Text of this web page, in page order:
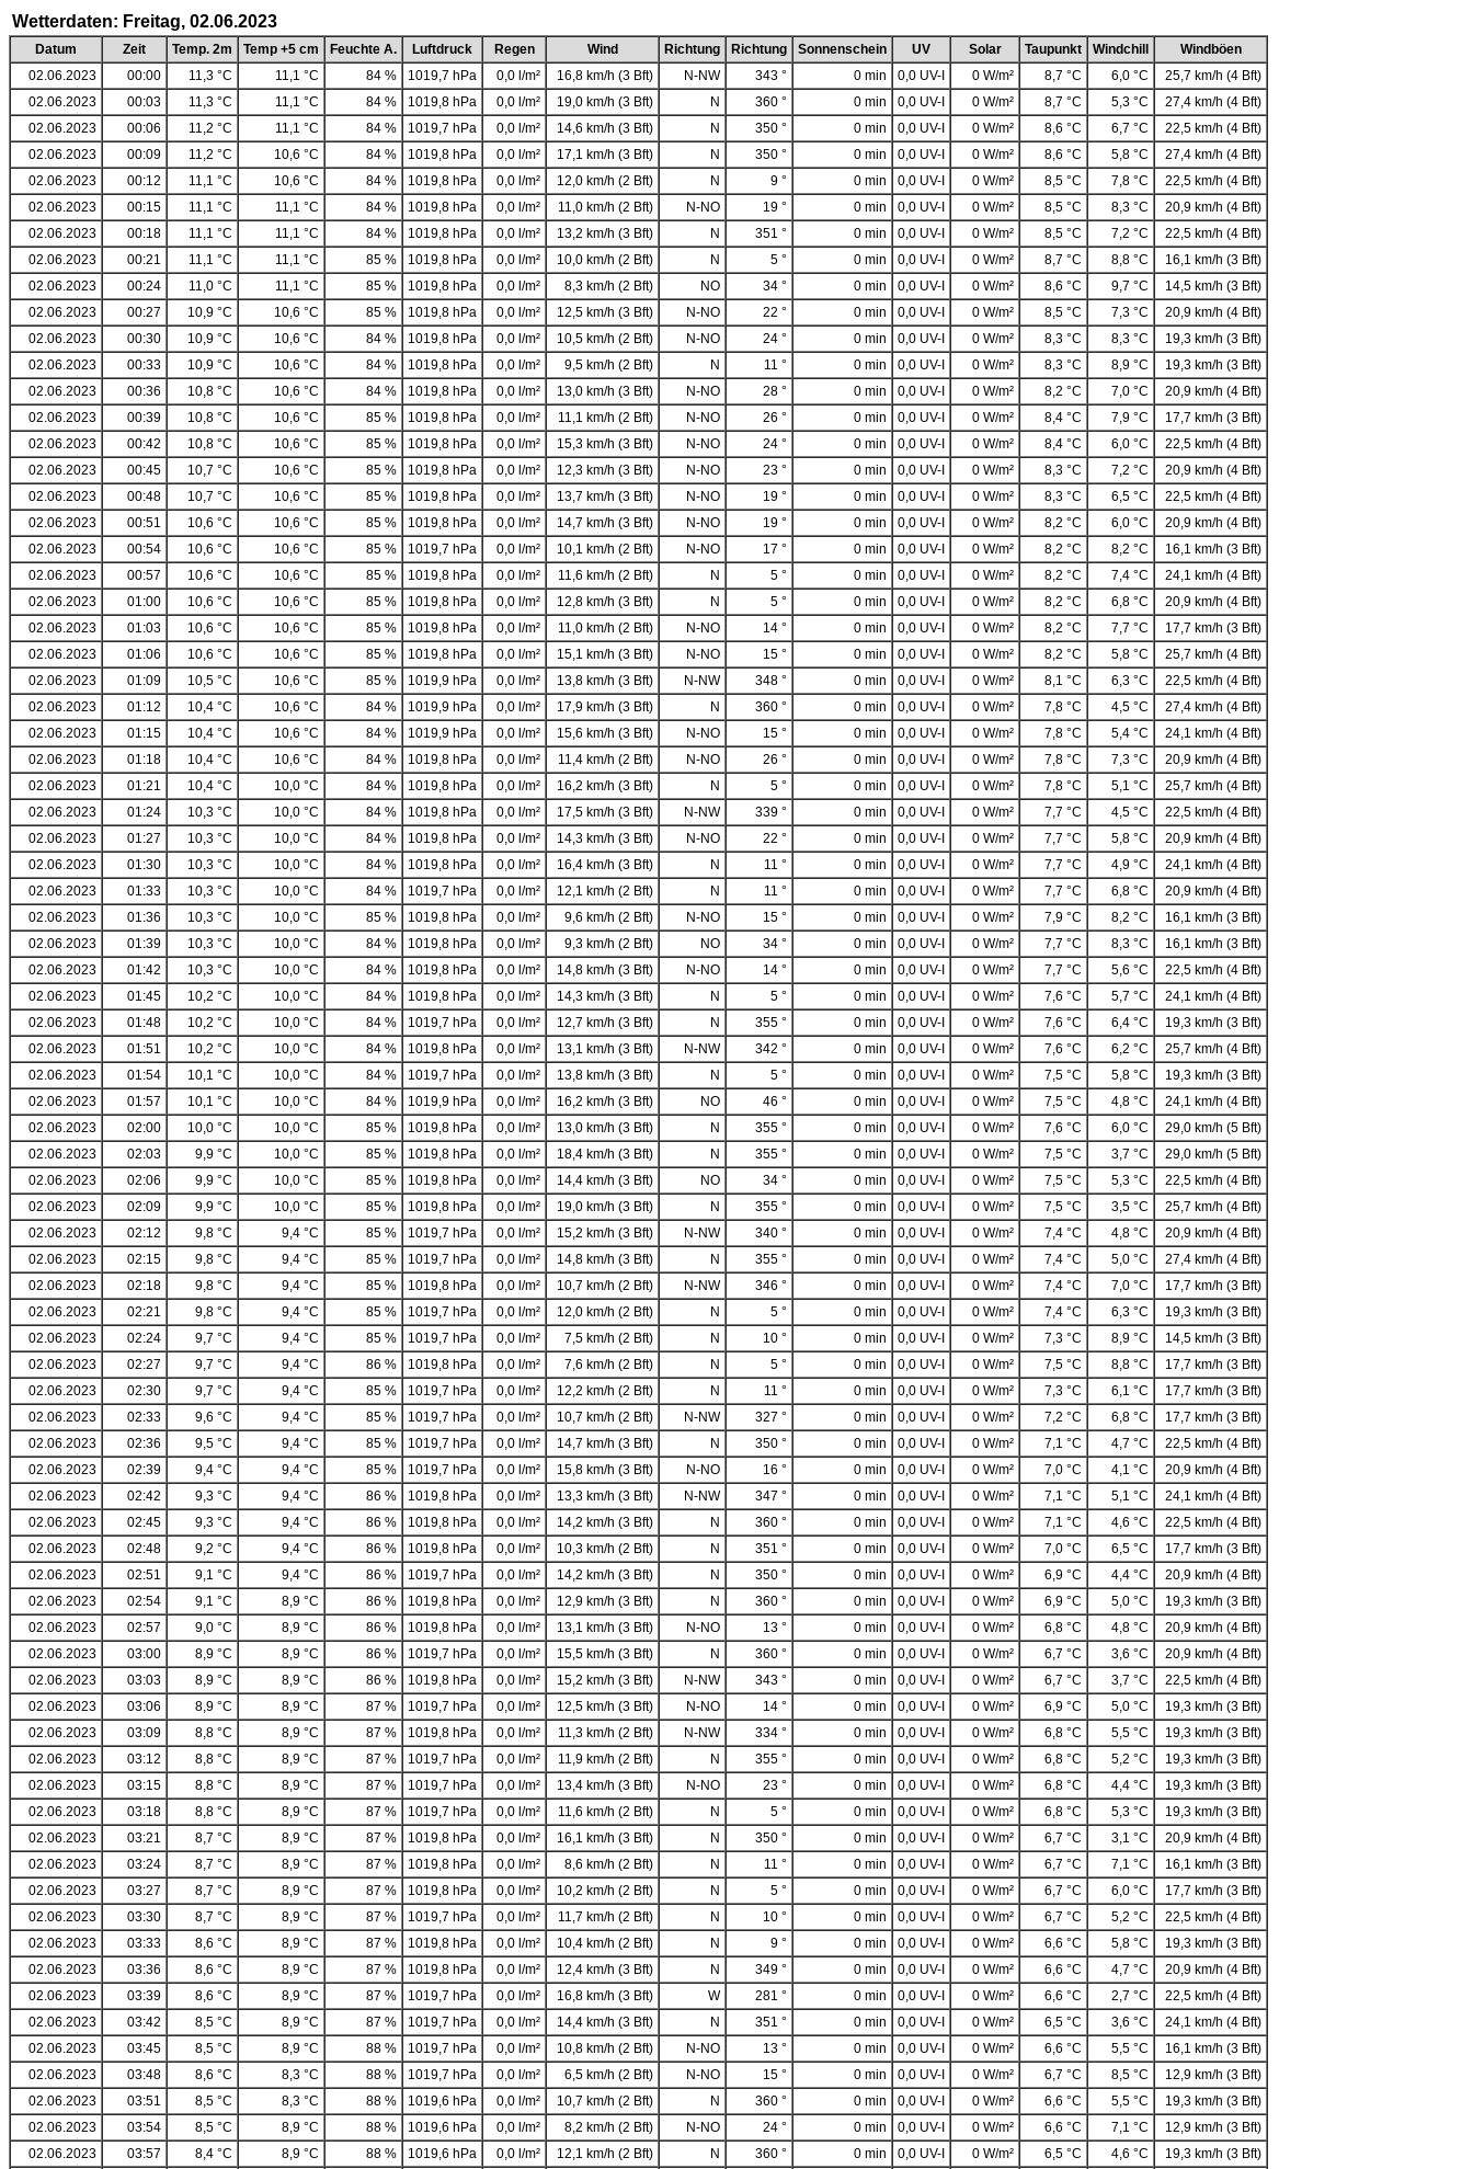
Wetterdaten: Freitag, 02.06.2023
Datum Zeit Temp. 2m Temp +5 cm Feuchte A. Luftdruck Regen Wind Richtung Richtung Sonnenschein UV Solar Taupunkt Windchill
Windböen
02.06.2023
00:00 11,3 °C 11,1 °C 84 % 1019,7 hPa 0,0 l/m² 16,8 km/h (3 Bft) N-NW 343 ° 0 min 0,0 UV-I 0 W/m² 8,7 °C 6,0 °C
25,7 km/h (4 Bft)
02.06.2023
00:03 11,3 °C 11,1 °C 84 % 1019,8 hPa 0,0 l/m² 19,0 km/h (3 Bft) N 360 ° 0 min 0,0 UV-I 0 W/m² 8,7 °C 5,3 °C
27,4 km/h (4 Bft)
02.06.2023
00:06 11,2 °C 11,1 °C 84 % 1019,7 hPa 0,0 l/m² 14,6 km/h (3 Bft) N 350 ° 0 min 0,0 UV-I 0 W/m² 8,6 °C 6,7 °C
22,5 km/h (4 Bft)
02.06.2023
00:09 11,2 °C 10,6 °C 84 % 1019,8 hPa 0,0 l/m² 17,1 km/h (3 Bft) N 350 ° 0 min 0,0 UV-I 0 W/m² 8,6 °C 5,8 °C
27,4 km/h (4 Bft)
02.06.2023
00:12 11,1 °C 10,6 °C 84 % 1019,8 hPa 0,0 l/m² 12,0 km/h (2 Bft) N 9 ° 0 min 0,0 UV-I 0 W/m² 8,5 °C 7,8 °C
22,5 km/h (4 Bft)
02.06.2023
00:15 11,1 °C 11,1 °C 84 % 1019,8 hPa 0,0 l/m² 11,0 km/h (2 Bft) N-NO 19 ° 0 min 0,0 UV-I 0 W/m² 8,5 °C 8,3 °C
20,9 km/h (4 Bft)
02.06.2023
00:18 11,1 °C 11,1 °C 84 % 1019,8 hPa 0,0 l/m² 13,2 km/h (3 Bft) N 351 ° 0 min 0,0 UV-I 0 W/m² 8,5 °C 7,2 °C
22,5 km/h (4 Bft)
02.06.2023
00:21 11,1 °C 11,1 °C 85 % 1019,8 hPa 0,0 l/m² 10,0 km/h (2 Bft) N 5 ° 0 min 0,0 UV-I 0 W/m² 8,7 °C 8,8 °C
16,1 km/h (3 Bft)
02.06.2023
00:24 11,0 °C 11,1 °C 85 % 1019,8 hPa 0,0 l/m² 8,3 km/h (2 Bft) NO 34 ° 0 min 0,0 UV-I 0 W/m² 8,6 °C 9,7 °C
14,5 km/h (3 Bft)
02.06.2023
00:27 10,9 °C 10,6 °C 85 % 1019,8 hPa 0,0 l/m² 12,5 km/h (3 Bft) N-NO 22 ° 0 min 0,0 UV-I 0 W/m² 8,5 °C 7,3 °C
20,9 km/h (4 Bft)
02.06.2023
00:30 10,9 °C 10,6 °C 84 % 1019,8 hPa 0,0 l/m² 10,5 km/h (2 Bft) N-NO 24 ° 0 min 0,0 UV-I 0 W/m² 8,3 °C 8,3 °C
19,3 km/h (3 Bft)
02.06.2023
00:33 10,9 °C 10,6 °C 84 % 1019,8 hPa 0,0 l/m² 9,5 km/h (2 Bft) N 11 ° 0 min 0,0 UV-I 0 W/m² 8,3 °C 8,9 °C
19,3 km/h (3 Bft)
02.06.2023
00:36 10,8 °C 10,6 °C 84 % 1019,8 hPa 0,0 l/m² 13,0 km/h (3 Bft) N-NO 28 ° 0 min 0,0 UV-I 0 W/m² 8,2 °C 7,0 °C
20,9 km/h (4 Bft)
02.06.2023
00:39 10,8 °C 10,6 °C 85 % 1019,8 hPa 0,0 l/m² 11,1 km/h (2 Bft) N-NO 26 ° 0 min 0,0 UV-I 0 W/m² 8,4 °C 7,9 °C
17,7 km/h (3 Bft)
02.06.2023
00:42 10,8 °C 10,6 °C 85 % 1019,8 hPa 0,0 l/m² 15,3 km/h (3 Bft) N-NO 24 ° 0 min 0,0 UV-I 0 W/m² 8,4 °C 6,0 °C
22,5 km/h (4 Bft)
02.06.2023
00:45 10,7 °C 10,6 °C 85 % 1019,8 hPa 0,0 l/m² 12,3 km/h (3 Bft) N-NO 23 ° 0 min 0,0 UV-I 0 W/m² 8,3 °C 7,2 °C
20,9 km/h (4 Bft)
02.06.2023
00:48 10,7 °C 10,6 °C 85 % 1019,8 hPa 0,0 l/m² 13,7 km/h (3 Bft) N-NO 19 ° 0 min 0,0 UV-I 0 W/m² 8,3 °C 6,5 °C
22,5 km/h (4 Bft)
02.06.2023
00:51 10,6 °C 10,6 °C 85 % 1019,8 hPa 0,0 l/m² 14,7 km/h (3 Bft) N-NO 19 ° 0 min 0,0 UV-I 0 W/m² 8,2 °C 6,0 °C
20,9 km/h (4 Bft)
02.06.2023
00:54 10,6 °C 10,6 °C 85 % 1019,7 hPa 0,0 l/m² 10,1 km/h (2 Bft) N-NO 17 ° 0 min 0,0 UV-I 0 W/m² 8,2 °C 8,2 °C
16,1 km/h (3 Bft)
02.06.2023
00:57 10,6 °C 10,6 °C 85 % 1019,8 hPa 0,0 l/m² 11,6 km/h (2 Bft) N 5 ° 0 min 0,0 UV-I 0 W/m² 8,2 °C 7,4 °C
24,1 km/h (4 Bft)
02.06.2023
01:00 10,6 °C 10,6 °C 85 % 1019,8 hPa 0,0 l/m² 12,8 km/h (3 Bft) N 5 ° 0 min 0,0 UV-I 0 W/m² 8,2 °C 6,8 °C
20,9 km/h (4 Bft)
02.06.2023
01:03 10,6 °C 10,6 °C 85 % 1019,8 hPa 0,0 l/m² 11,0 km/h (2 Bft) N-NO 14 ° 0 min 0,0 UV-I 0 W/m² 8,2 °C 7,7 °C
17,7 km/h (3 Bft)
02.06.2023
01:06 10,6 °C 10,6 °C 85 % 1019,8 hPa 0,0 l/m² 15,1 km/h (3 Bft) N-NO 15 ° 0 min 0,0 UV-I 0 W/m² 8,2 °C 5,8 °C
25,7 km/h (4 Bft)
02.06.2023
01:09 10,5 °C 10,6 °C 85 % 1019,9 hPa 0,0 l/m² 13,8 km/h (3 Bft) N-NW 348 ° 0 min 0,0 UV-I 0 W/m² 8,1 °C 6,3 °C
22,5 km/h (4 Bft)
02.06.2023
01:12 10,4 °C 10,6 °C 84 % 1019,9 hPa 0,0 l/m² 17,9 km/h (3 Bft) N 360 ° 0 min 0,0 UV-I 0 W/m² 7,8 °C 4,5 °C
27,4 km/h (4 Bft)
02.06.2023
01:15 10,4 °C 10,6 °C 84 % 1019,9 hPa 0,0 l/m² 15,6 km/h (3 Bft) N-NO 15 ° 0 min 0,0 UV-I 0 W/m² 7,8 °C 5,4 °C
24,1 km/h (4 Bft)
02.06.2023
01:18 10,4 °C 10,6 °C 84 % 1019,8 hPa 0,0 l/m² 11,4 km/h (2 Bft) N-NO 26 ° 0 min 0,0 UV-I 0 W/m² 7,8 °C 7,3 °C
20,9 km/h (4 Bft)
02.06.2023
01:21 10,4 °C 10,0 °C 84 % 1019,8 hPa 0,0 l/m² 16,2 km/h (3 Bft) N 5 ° 0 min 0,0 UV-I 0 W/m² 7,8 °C 5,1 °C
25,7 km/h (4 Bft)
02.06.2023
01:24 10,3 °C 10,0 °C 84 % 1019,8 hPa 0,0 l/m² 17,5 km/h (3 Bft) N-NW 339 ° 0 min 0,0 UV-I 0 W/m² 7,7 °C 4,5 °C
22,5 km/h (4 Bft)
02.06.2023
01:27 10,3 °C 10,0 °C 84 % 1019,8 hPa 0,0 l/m² 14,3 km/h (3 Bft) N-NO 22 ° 0 min 0,0 UV-I 0 W/m² 7,7 °C 5,8 °C
20,9 km/h (4 Bft)
02.06.2023
01:30 10,3 °C 10,0 °C 84 % 1019,8 hPa 0,0 l/m² 16,4 km/h (3 Bft) N 11 ° 0 min 0,0 UV-I 0 W/m² 7,7 °C 4,9 °C
24,1 km/h (4 Bft)
02.06.2023
01:33 10,3 °C 10,0 °C 84 % 1019,7 hPa 0,0 l/m² 12,1 km/h (2 Bft) N 11 ° 0 min 0,0 UV-I 0 W/m² 7,7 °C 6,8 °C
20,9 km/h (4 Bft)
02.06.2023
01:36 10,3 °C 10,0 °C 85 % 1019,8 hPa 0,0 l/m² 9,6 km/h (2 Bft) N-NO 15 ° 0 min 0,0 UV-I 0 W/m² 7,9 °C 8,2 °C
16,1 km/h (3 Bft)
02.06.2023
01:39 10,3 °C 10,0 °C 84 % 1019,8 hPa 0,0 l/m² 9,3 km/h (2 Bft) NO 34 ° 0 min 0,0 UV-I 0 W/m² 7,7 °C 8,3 °C
16,1 km/h (3 Bft)
02.06.2023
01:42 10,3 °C 10,0 °C 84 % 1019,8 hPa 0,0 l/m² 14,8 km/h (3 Bft) N-NO 14 ° 0 min 0,0 UV-I 0 W/m² 7,7 °C 5,6 °C
22,5 km/h (4 Bft)
02.06.2023
01:45 10,2 °C 10,0 °C 84 % 1019,8 hPa 0,0 l/m² 14,3 km/h (3 Bft) N 5 ° 0 min 0,0 UV-I 0 W/m² 7,6 °C 5,7 °C
24,1 km/h (4 Bft)
02.06.2023
01:48 10,2 °C 10,0 °C 84 % 1019,7 hPa 0,0 l/m² 12,7 km/h (3 Bft) N 355 ° 0 min 0,0 UV-I 0 W/m² 7,6 °C 6,4 °C
19,3 km/h (3 Bft)
02.06.2023
01:51 10,2 °C 10,0 °C 84 % 1019,8 hPa 0,0 l/m² 13,1 km/h (3 Bft) N-NW 342 ° 0 min 0,0 UV-I 0 W/m² 7,6 °C 6,2 °C
25,7 km/h (4 Bft)
02.06.2023
01:54 10,1 °C 10,0 °C 84 % 1019,7 hPa 0,0 l/m² 13,8 km/h (3 Bft) N 5 ° 0 min 0,0 UV-I 0 W/m² 7,5 °C 5,8 °C
19,3 km/h (3 Bft)
02.06.2023
01:57 10,1 °C 10,0 °C 84 % 1019,9 hPa 0,0 l/m² 16,2 km/h (3 Bft) NO 46 ° 0 min 0,0 UV-I 0 W/m² 7,5 °C 4,8 °C
24,1 km/h (4 Bft)
02.06.2023
02:00 10,0 °C 10,0 °C 85 % 1019,8 hPa 0,0 l/m² 13,0 km/h (3 Bft) N 355 ° 0 min 0,0 UV-I 0 W/m² 7,6 °C 6,0 °C
29,0 km/h (5 Bft)
02.06.2023
02:03 9,9 °C 10,0 °C 85 % 1019,8 hPa 0,0 l/m² 18,4 km/h (3 Bft) N 355 ° 0 min 0,0 UV-I 0 W/m² 7,5 °C 3,7 °C
29,0 km/h (5 Bft)
02.06.2023
02:06 9,9 °C 10,0 °C 85 % 1019,8 hPa 0,0 l/m² 14,4 km/h (3 Bft) NO 34 ° 0 min 0,0 UV-I 0 W/m² 7,5 °C 5,3 °C
22,5 km/h (4 Bft)
02.06.2023
02:09 9,9 °C 10,0 °C 85 % 1019,8 hPa 0,0 l/m² 19,0 km/h (3 Bft) N 355 ° 0 min 0,0 UV-I 0 W/m² 7,5 °C 3,5 °C
25,7 km/h (4 Bft)
02.06.2023
02:12 9,8 °C 9,4 °C 85 % 1019,7 hPa 0,0 l/m² 15,2 km/h (3 Bft) N-NW 340 ° 0 min 0,0 UV-I 0 W/m² 7,4 °C 4,8 °C
20,9 km/h (4 Bft)
02.06.2023
02:15 9,8 °C 9,4 °C 85 % 1019,7 hPa 0,0 l/m² 14,8 km/h (3 Bft) N 355 ° 0 min 0,0 UV-I 0 W/m² 7,4 °C 5,0 °C
27,4 km/h (4 Bft)
02.06.2023
02:18 9,8 °C 9,4 °C 85 % 1019,8 hPa 0,0 l/m² 10,7 km/h (2 Bft) N-NW 346 ° 0 min 0,0 UV-I 0 W/m² 7,4 °C 7,0 °C
17,7 km/h (3 Bft)
02.06.2023
02:21 9,8 °C 9,4 °C 85 % 1019,7 hPa 0,0 l/m² 12,0 km/h (2 Bft) N 5 ° 0 min 0,0 UV-I 0 W/m² 7,4 °C 6,3 °C
19,3 km/h (3 Bft)
02.06.2023
02:24 9,7 °C 9,4 °C 85 % 1019,7 hPa 0,0 l/m² 7,5 km/h (2 Bft) N 10 ° 0 min 0,0 UV-I 0 W/m² 7,3 °C 8,9 °C
14,5 km/h (3 Bft)
02.06.2023
02:27 9,7 °C 9,4 °C 86 % 1019,8 hPa 0,0 l/m² 7,6 km/h (2 Bft) N 5 ° 0 min 0,0 UV-I 0 W/m² 7,5 °C 8,8 °C
17,7 km/h (3 Bft)
02.06.2023
02:30 9,7 °C 9,4 °C 85 % 1019,7 hPa 0,0 l/m² 12,2 km/h (2 Bft) N 11 ° 0 min 0,0 UV-I 0 W/m² 7,3 °C 6,1 °C
17,7 km/h (3 Bft)
02.06.2023
02:33 9,6 °C 9,4 °C 85 % 1019,7 hPa 0,0 l/m² 10,7 km/h (2 Bft) N-NW 327 ° 0 min 0,0 UV-I 0 W/m² 7,2 °C 6,8 °C
17,7 km/h (3 Bft)
02.06.2023
02:36 9,5 °C 9,4 °C 85 % 1019,7 hPa 0,0 l/m² 14,7 km/h (3 Bft) N 350 ° 0 min 0,0 UV-I 0 W/m² 7,1 °C 4,7 °C
22,5 km/h (4 Bft)
02.06.2023
02:39 9,4 °C 9,4 °C 85 % 1019,7 hPa 0,0 l/m² 15,8 km/h (3 Bft) N-NO 16 ° 0 min 0,0 UV-I 0 W/m² 7,0 °C 4,1 °C
20,9 km/h (4 Bft)
02.06.2023
02:42 9,3 °C 9,4 °C 86 % 1019,8 hPa 0,0 l/m² 13,3 km/h (3 Bft) N-NW 347 ° 0 min 0,0 UV-I 0 W/m² 7,1 °C 5,1 °C
24,1 km/h (4 Bft)
02.06.2023
02:45 9,3 °C 9,4 °C 86 % 1019,8 hPa 0,0 l/m² 14,2 km/h (3 Bft) N 360 ° 0 min 0,0 UV-I 0 W/m² 7,1 °C 4,6 °C
22,5 km/h (4 Bft)
02.06.2023
02:48 9,2 °C 9,4 °C 86 % 1019,8 hPa 0,0 l/m² 10,3 km/h (2 Bft) N 351 ° 0 min 0,0 UV-I 0 W/m² 7,0 °C 6,5 °C
17,7 km/h (3 Bft)
02.06.2023
02:51 9,1 °C 9,4 °C 86 % 1019,7 hPa 0,0 l/m² 14,2 km/h (3 Bft) N 350 ° 0 min 0,0 UV-I 0 W/m² 6,9 °C 4,4 °C
20,9 km/h (4 Bft)
02.06.2023
02:54 9,1 °C 8,9 °C 86 % 1019,8 hPa 0,0 l/m² 12,9 km/h (3 Bft) N 360 ° 0 min 0,0 UV-I 0 W/m² 6,9 °C 5,0 °C
19,3 km/h (3 Bft)
02.06.2023
02:57 9,0 °C 8,9 °C 86 % 1019,8 hPa 0,0 l/m² 13,1 km/h (3 Bft) N-NO 13 ° 0 min 0,0 UV-I 0 W/m² 6,8 °C 4,8 °C
20,9 km/h (4 Bft)
02.06.2023
03:00 8,9 °C 8,9 °C 86 % 1019,7 hPa 0,0 l/m² 15,5 km/h (3 Bft) N 360 ° 0 min 0,0 UV-I 0 W/m² 6,7 °C 3,6 °C
20,9 km/h (4 Bft)
02.06.2023
03:03 8,9 °C 8,9 °C 86 % 1019,8 hPa 0,0 l/m² 15,2 km/h (3 Bft) N-NW 343 ° 0 min 0,0 UV-I 0 W/m² 6,7 °C 3,7 °C
22,5 km/h (4 Bft)
02.06.2023
03:06 8,9 °C 8,9 °C 87 % 1019,7 hPa 0,0 l/m² 12,5 km/h (3 Bft) N-NO 14 ° 0 min 0,0 UV-I 0 W/m² 6,9 °C 5,0 °C
19,3 km/h (3 Bft)
02.06.2023
03:09 8,8 °C 8,9 °C 87 % 1019,8 hPa 0,0 l/m² 11,3 km/h (2 Bft) N-NW 334 ° 0 min 0,0 UV-I 0 W/m² 6,8 °C 5,5 °C
19,3 km/h (3 Bft)
02.06.2023
03:12 8,8 °C 8,9 °C 87 % 1019,7 hPa 0,0 l/m² 11,9 km/h (2 Bft) N 355 ° 0 min 0,0 UV-I 0 W/m² 6,8 °C 5,2 °C
19,3 km/h (3 Bft)
02.06.2023
03:15 8,8 °C 8,9 °C 87 % 1019,7 hPa 0,0 l/m² 13,4 km/h (3 Bft) N-NO 23 ° 0 min 0,0 UV-I 0 W/m² 6,8 °C 4,4 °C
19,3 km/h (3 Bft)
02.06.2023
03:18 8,8 °C 8,9 °C 87 % 1019,7 hPa 0,0 l/m² 11,6 km/h (2 Bft) N 5 ° 0 min 0,0 UV-I 0 W/m² 6,8 °C 5,3 °C
19,3 km/h (3 Bft)
02.06.2023
03:21 8,7 °C 8,9 °C 87 % 1019,8 hPa 0,0 l/m² 16,1 km/h (3 Bft) N 350 ° 0 min 0,0 UV-I 0 W/m² 6,7 °C 3,1 °C
20,9 km/h (4 Bft)
02.06.2023
03:24 8,7 °C 8,9 °C 87 % 1019,8 hPa 0,0 l/m² 8,6 km/h (2 Bft) N 11 ° 0 min 0,0 UV-I 0 W/m² 6,7 °C 7,1 °C
16,1 km/h (3 Bft)
02.06.2023
03:27 8,7 °C 8,9 °C 87 % 1019,8 hPa 0,0 l/m² 10,2 km/h (2 Bft) N 5 ° 0 min 0,0 UV-I 0 W/m² 6,7 °C 6,0 °C
17,7 km/h (3 Bft)
02.06.2023
03:30 8,7 °C 8,9 °C 87 % 1019,7 hPa 0,0 l/m² 11,7 km/h (2 Bft) N 10 ° 0 min 0,0 UV-I 0 W/m² 6,7 °C 5,2 °C
22,5 km/h (4 Bft)
02.06.2023
03:33 8,6 °C 8,9 °C 87 % 1019,8 hPa 0,0 l/m² 10,4 km/h (2 Bft) N 9 ° 0 min 0,0 UV-I 0 W/m² 6,6 °C 5,8 °C
19,3 km/h (3 Bft)
02.06.2023
03:36 8,6 °C 8,9 °C 87 % 1019,8 hPa 0,0 l/m² 12,4 km/h (3 Bft) N 349 ° 0 min 0,0 UV-I 0 W/m² 6,6 °C 4,7 °C
20,9 km/h (4 Bft)
02.06.2023
03:39 8,6 °C 8,9 °C 87 % 1019,7 hPa 0,0 l/m² 16,8 km/h (3 Bft) W 281 ° 0 min 0,0 UV-I 0 W/m² 6,6 °C 2,7 °C
22,5 km/h (4 Bft)
02.06.2023
03:42 8,5 °C 8,9 °C 87 % 1019,7 hPa 0,0 l/m² 14,4 km/h (3 Bft) N 351 ° 0 min 0,0 UV-I 0 W/m² 6,5 °C 3,6 °C
24,1 km/h (4 Bft)
02.06.2023
03:45 8,5 °C 8,9 °C 88 % 1019,7 hPa 0,0 l/m² 10,8 km/h (2 Bft) N-NO 13 ° 0 min 0,0 UV-I 0 W/m² 6,6 °C 5,5 °C
16,1 km/h (3 Bft)
02.06.2023
03:48 8,6 °C 8,3 °C 88 % 1019,7 hPa 0,0 l/m² 6,5 km/h (2 Bft) N-NO 15 ° 0 min 0,0 UV-I 0 W/m² 6,7 °C 8,5 °C
12,9 km/h (3 Bft)
02.06.2023
03:51 8,5 °C 8,3 °C 88 % 1019,6 hPa 0,0 l/m² 10,7 km/h (2 Bft) N 360 ° 0 min 0,0 UV-I 0 W/m² 6,6 °C 5,5 °C
19,3 km/h (3 Bft)
02.06.2023
03:54 8,5 °C 8,9 °C 88 % 1019,6 hPa 0,0 l/m² 8,2 km/h (2 Bft) N-NO 24 ° 0 min 0,0 UV-I 0 W/m² 6,6 °C 7,1 °C
12,9 km/h (3 Bft)
02.06.2023
03:57 8,4 °C 8,9 °C 88 % 1019,6 hPa 0,0 l/m² 12,1 km/h (2 Bft) N 360 ° 0 min 0,0 UV-I 0 W/m² 6,5 °C 4,6 °C
19,3 km/h (3 Bft)